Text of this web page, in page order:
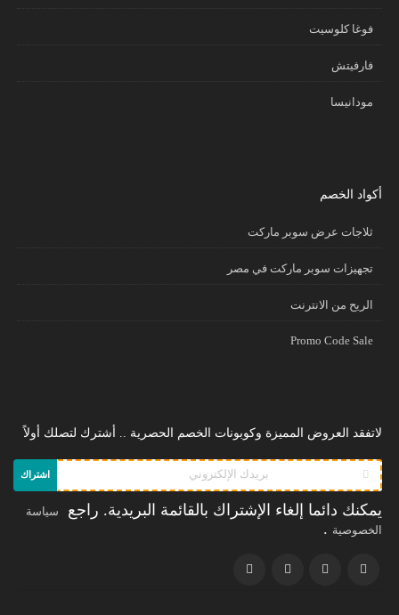
فوغا كلوسيت
فارفيتش
مودانيسا
أكواد الخصم
ثلاجات عرض سوبر ماركت
تجهيزات سوبر ماركت في مصر
الريح من الانترنت
Promo Code Sale
لاتفقد العروض المميزة وكوبونات الخصم الحصرية .. أشترك لتصلك أولاً
اشتراك
يمكنك دائما إلغاء الإشتراك بالقائمة البريدية. راجع
سياسة
الخصوصية .